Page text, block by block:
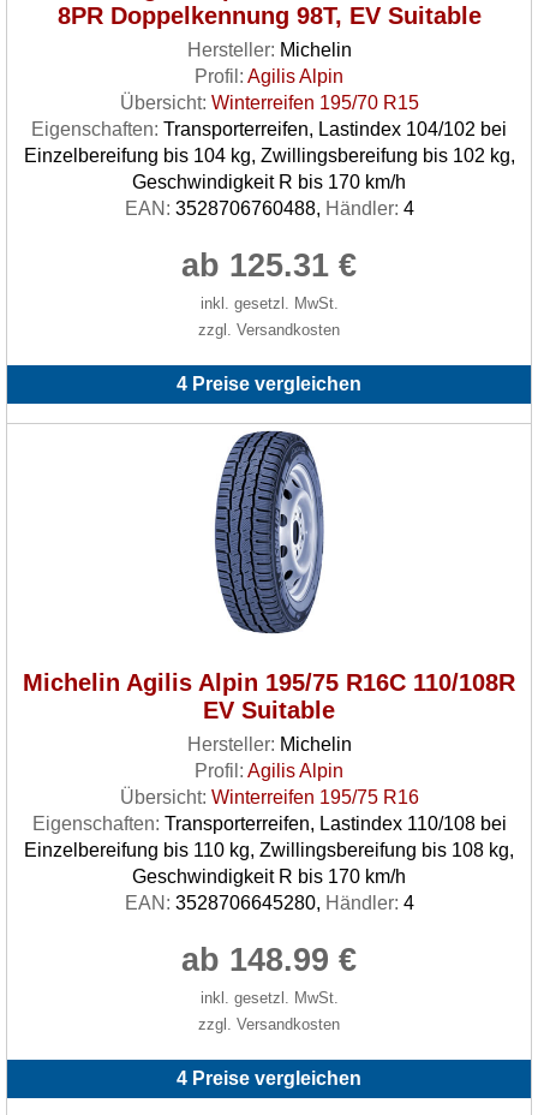
8PR Doppelkennung 98T, EV Suitable
Hersteller: Michelin
Profil: Agilis Alpin
Übersicht: Winterreifen 195/70 R15
Eigenschaften: Transporterreifen, Lastindex 104/102 bei
Einzelbereifung bis 104 kg, Zwillingsbereifung bis 102 kg,
Geschwindigkeit R bis 170 km/h
EAN: 3528706760488, Händler: 4
ab 125.31 €
inkl. gesetzl. MwSt.
zzgl. Versandkosten
4 Preise vergleichen
Michelin Agilis Alpin 195/75 R16C 110/108R
EV Suitable
Hersteller: Michelin
Profil: Agilis Alpin
Übersicht: Winterreifen 195/75 R16
Eigenschaften: Transporterreifen, Lastindex 110/108 bei
Einzelbereifung bis 110 kg, Zwillingsbereifung bis 108 kg,
Geschwindigkeit R bis 170 km/h
EAN: 3528706645280, Händler: 4
ab 148.99 €
inkl. gesetzl. MwSt.
zzgl. Versandkosten
4 Preise vergleichen